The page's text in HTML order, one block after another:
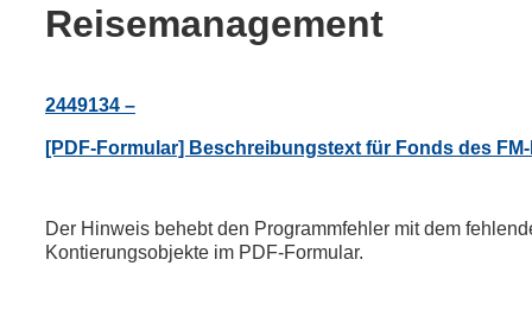
Reisemanagement
2449134 –
[PDF-Formular] Beschreibungstext für Fonds des
Der Hinweis behebt den Programmfehler mit dem
Kontierungsobjekte im PDF-Formular.